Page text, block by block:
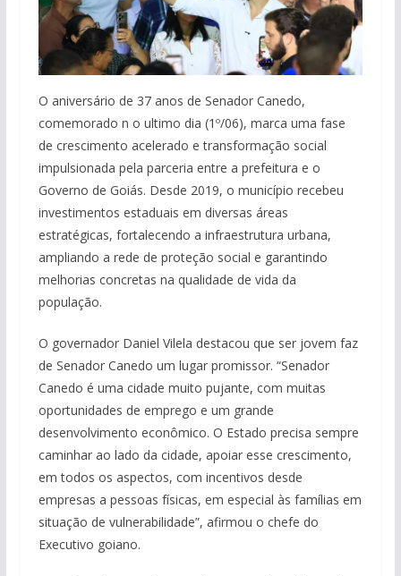
O aniversário de 37 anos de Senador Canedo,
comemorado n o ultimo dia (1º/06), marca uma fase
de crescimento acelerado e transformação social
impulsionada pela parceria entre a prefeitura e o
Governo de Goiás. Desde 2019, o município recebeu
investimentos estaduais em diversas áreas
estratégicas, fortalecendo a infraestrutura urbana,
ampliando a rede de proteção social e garantindo
melhorias concretas na qualidade de vida da
população.
O governador Daniel Vilela destacou que ser jovem faz
de Senador Canedo um lugar promissor. “Senador
Canedo é uma cidade muito pujante, com muitas
oportunidades de emprego e um grande
desenvolvimento econômico. O Estado precisa sempre
caminhar ao lado da cidade, apoiar esse crescimento,
em todos os aspectos, com incentivos desde
empresas a pessoas físicas, em especial às famílias em
situação de vulnerabilidade”, afirmou o chefe do
Executivo goiano.